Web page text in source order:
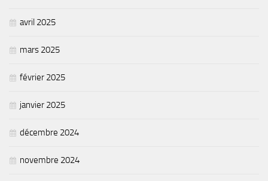
Activités de Pleine Nature
Sites Escalade
avril 2025
mars 2025
février 2025
janvier 2025
décembre 2024
novembre 2024